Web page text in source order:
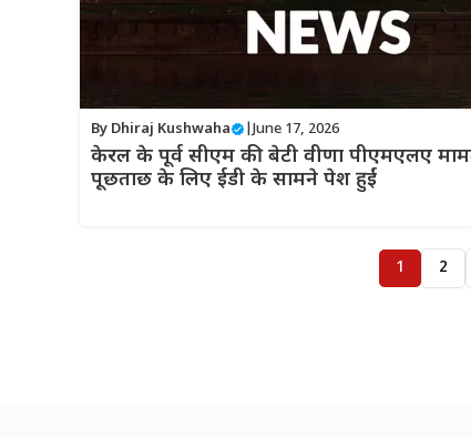
By Dhiraj Kushwaha June 17, 2026
केरल के पूर्व सीएम की बेटी वीणा पीएमएलए
पूछताछ के लिए ईडी के सामने पेश हुईं
1 2